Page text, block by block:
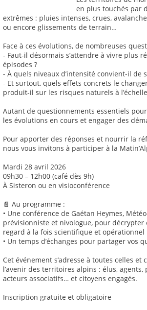
en plus touchés par
extrêmes : pluies intenses, crues,
ou encore glissements de terrain…
Face à ces évolutions, de nombreuses
- Faut-il désormais s’attendre à vivre plus
épisodes ?
- À quels niveaux d’intensité convient-il de
- Et surtout, quels effets concrets le
produit-il sur les risques naturels à
Autant de questionnements essentiels
les évolutions en cours et engager des
Pour apporter des réponses et nourrir la
nous vous invitons à participer à la
Mardi 28 avril 2026
09h30 – 12h00 (café dès 9h)
À Sisteron ou en visioconférence
📄 Au programme :
• Une conférence de Gaétan Heymes,
prévisionniste et nivologue, pour décrypter
regard à la fois scientifique et opérationnel
• Un temps d’échanges pour partager vos
Cet événement s’adresse à toutes celles et
l’avenir des territoires alpins : élus, agents,
acteurs associatifs… et citoyens engagés.
Inscription gratuite et obligatoire